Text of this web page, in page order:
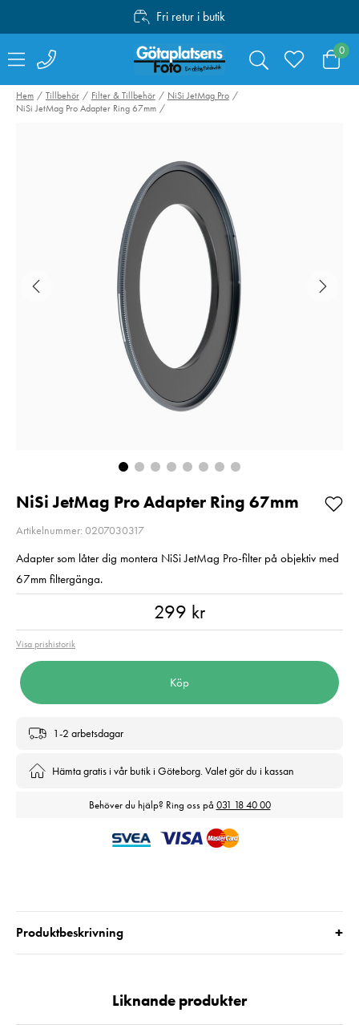
Fri retur i butik
Personlig service
Fri frakt över 1000:-
0
Valoi easy35
Filmskanner
Så långt lagret
räcker!
Nuvarande pris
1 790 kr
Hem Tillbehör Filter & Tillbehör
NiSi JetMag Pro
NiSi JetMag Pro Adapter Ring 67mm
NiSi JetMag Pro Adapter Ring 67mm
Artikelnummer: 0207030317
Adapter som låter dig montera NiSi JetMag Pro-filter på objektiv med
67mm filtergänga.
299 kr
Visa prishistorik
Köp
1-2 arbetsdagar
Hämta gratis i vår butik i Göteborg. Valet gör du i kassan
Behöver du hjälp? Ring oss på 031 18 40 00
Produktbeskrivning +
Liknande produkter